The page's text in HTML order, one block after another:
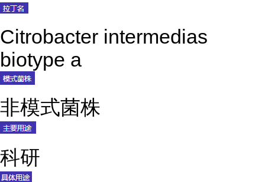
Citrobacter intermedias
biotype a
非模式菌株
科研